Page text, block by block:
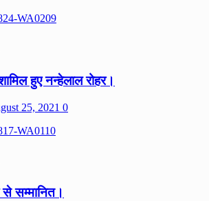
हुए नन्हेलाल रोहर।
25, 2021 0
सम्मानित।